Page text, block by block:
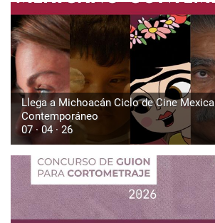
Llega a Michoacán Ciclo de Cine
Contemporáneo
07 · 04 · 26